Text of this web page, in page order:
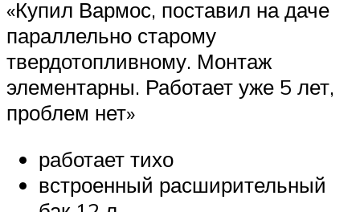
«Купил Вармос, поставил на даче
параллельно старому
твердотопливному. Монтаж
элементарны. Работает уже 5 лет,
проблем нет»
работает тихо
встроенный расширительный